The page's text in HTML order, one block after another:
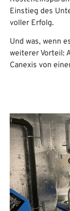
Einstieg des
voller Erfolg.
Und was, wenn
weiterer Vorteil:
Canexis von